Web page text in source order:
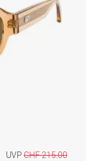
UVP CHF 215.00